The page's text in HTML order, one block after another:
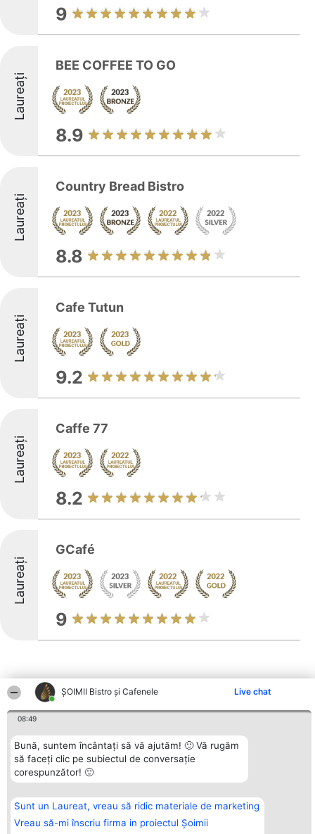
ȘOIMII Bistro și Cafenele Live chat
08:49
Bună, suntem încântați să vă ajutăm! 🙂 Vă rugăm
să faceți clic pe subiectul de conversație
corespunzător! 🙂
Sunt un Laureat, vreau să ridic materiale de marketing
Vreau să-mi înscriu firma in proiectul Șoimii
9
Laureați
BEE COFFEE TO GO
8.9
Laureați
Country Bread Bistro
8.8
Laureați
Cafe Tutun
9.2
Laureați
Caffe 77
8.2
Laureați
GCafé
9
Alte firme din zonă
Organizator Ranking
BRIGHT SOLUTIONS BR SRL
Aleea Timisul De Sus 2 Bl. A30
București
tel: +40 770 990 492
Plebiscyt
Lista Tuturor
Reguli
Politica de